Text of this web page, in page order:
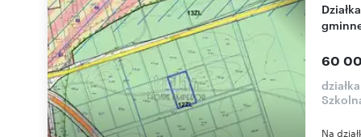
Działka 1972 m² pod lasem z dostępem do drogi
60
Na